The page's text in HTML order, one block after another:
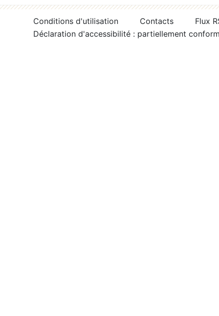
Conditions d'utilisation Contacts
Flux
Déclaration d'accessibilité : partiellement